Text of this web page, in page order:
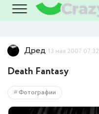
Дред 13 мая 2007 07:32
Death Fantasy
Фотографии